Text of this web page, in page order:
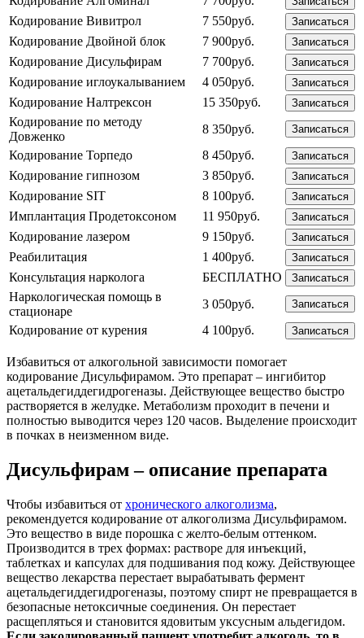
Кодирование Вивитрол 7 550руб. Записаться
Кодирование Двойной блок 7 900руб. Записаться
Кодирование Дисульфирам 7 700руб. Записаться
Кодирование иглоукалыванием 4 050руб. Записаться
Кодирование Налтрексон 15 350руб. Записаться
Кодирование по методу
Довженко
8 350руб. Записаться
Кодирование Торпедо 8 450руб. Записаться
Кодирование гипнозом 3 850руб. Записаться
Кодирование SIT 8 100руб. Записаться
Имплантация Продетоксоном 11 950руб. Записаться
Кодирование лазером 9 150руб. Записаться
Реабилитация 1 400руб. Записаться
Консультация нарколога БЕСПЛАТНО Записаться
Наркологическая помощь в
стационаре
3 050руб. Записаться
Кодирование от курения 4 100руб. Записаться
Избавиться от алкогольной зависимости помогает
кодирование Дисульфирамом. Это препарат – ингибитор
ацетальдегиддегидрогеназы. Действующее вещество быстро
растворяется в желудке. Метаболизм проходит в печени и
полностью выводится через 120 часов. Выделение происходит
в почках в неизменном виде.
Дисульфирам – описание препарата
Чтобы избавиться от хронического алкоголизма,
рекомендуется кодирование от алкоголизма Дисульфирамом.
Это вещество в виде порошка с желто-белым оттенком.
Производится в трех формах: растворе для инъекций,
таблетках и капсулах для подшивания под кожу. Действующее
вещество лекарства перестает вырабатывать фермент
ацетальдегиддегидрогеназы, поэтому спирт не превращается в
безопасные нетоксичные соединения. Он перестает
расщепляться и становится ядовитым уксусным альдегидом.